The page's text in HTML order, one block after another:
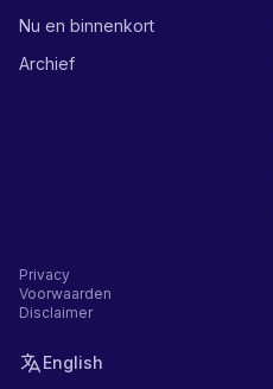
Nu en binnenkort
Archief
Privacy
Voorwaarden
Disclaimer
English